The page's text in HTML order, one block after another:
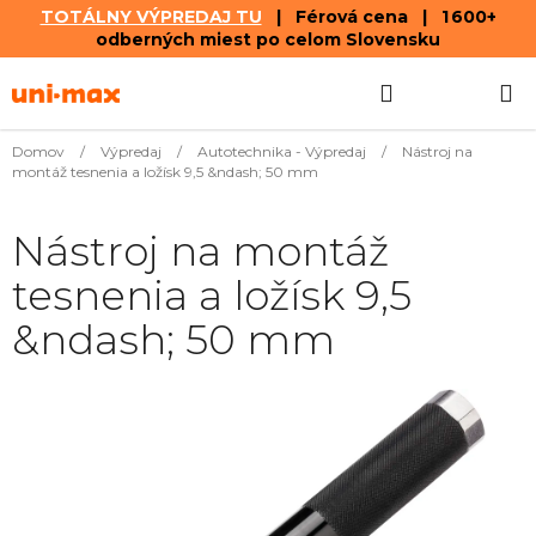
TOTÁLNY VÝPREDAJ TU | Férová cena | 1 600+
odberných miest po celom Slovensku
na
KOŠÍK
Domov / Výpredaj / Autotechnika - Výpredaj /
Nástroj na
montáž tesnenia a ložísk 9,5 &ndash; 50 mm
Nástroj na montáž
tesnenia a ložísk 9,5
&ndash; 50 mm